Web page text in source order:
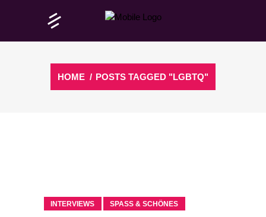
HOME / POSTS TAGGED "LGBTQ"
INTERVIEWS SPASS & SCHÖNES